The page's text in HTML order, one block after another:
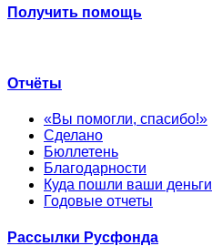
Получить помощь
Отчёты
«Вы помогли, спасибо!»
Сделано
Бюллетень
Благодарности
Куда пошли ваши деньги
Годовые отчеты
Рассылки Русфонда